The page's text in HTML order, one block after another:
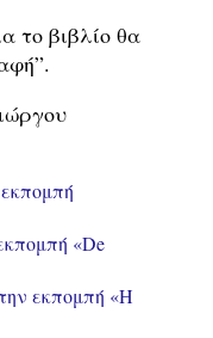
το βιβλίο θα
«De
εκπομπή «Η